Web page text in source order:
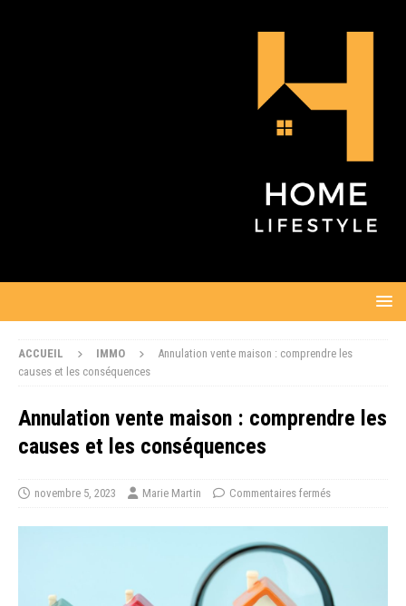
ACCUEIL IMMO
Annulation vente maison : comprendre les
causes et les conséquences
Annulation vente maison : comprendre les
causes et les conséquences
novembre 5, 2023 Marie Martin Commentaires fermés